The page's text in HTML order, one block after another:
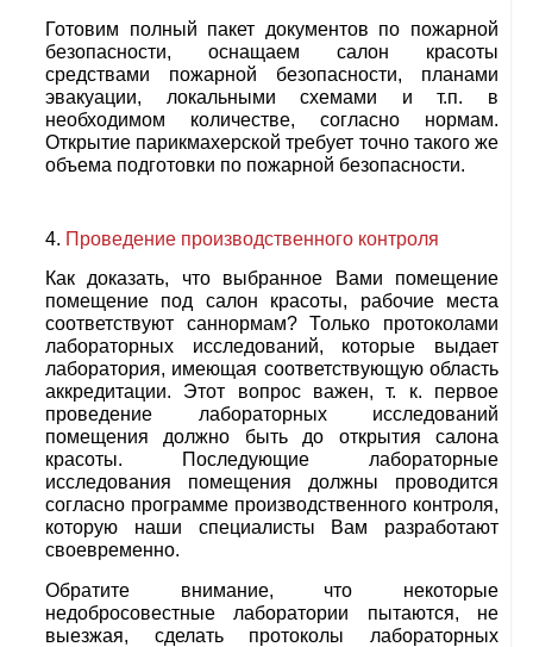
Готовим полный пакет документов по пожарной
безопасности, оснащаем салон красоты
средствами пожарной безопасности, планами
эвакуации, локальными схемами и т.п. в
необходимом количестве, согласно нормам.
Открытие парикмахерской требует точно такого же
объема подготовки по пожарной безопасности.
Проведение производственного контроля
Как доказать, что выбранное Вами помещение
помещение под салон красоты, рабочие места
соответствуют саннормам? Только протоколами
лабораторных исследований, которые выдает
лаборатория, имеющая соответствующую область
аккредитации. Этот вопрос важен, т. к. первое
проведение лабораторных исследований
помещения должно быть до открытия салона
красоты. Последующие лабораторные
исследования помещения должны проводится
согласно программе производственного контроля,
которую наши специалисты Вам разработают
своевременно.
Обратите внимание, что некоторые
недобросовестные лаборатории пытаются, не
выезжая, сделать протоколы лабораторных